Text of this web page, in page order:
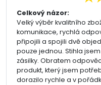
Celkový názor:
Velký výběr kvalitního
komunikace, rychlá
připojili a spojili dvě
pouze jednou. Stihla
zásilky. Obratem
produkt, který jsem
dorazilo rychle a v